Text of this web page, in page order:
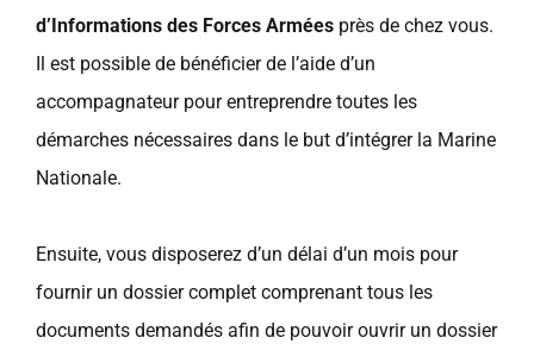
d’Informations des Forces Armées près de chez vous.
Il est possible de bénéficier de l’aide d’un
accompagnateur pour entreprendre toutes les
démarches nécessaires dans le but d’intégrer la Marine
Nationale.
Ensuite, vous disposerez d’un délai d’un mois pour
fournir un dossier complet comprenant tous les
documents demandés afin de pouvoir ouvrir un dossier